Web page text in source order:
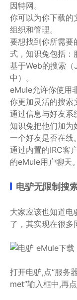
因特网。
你可以为你下载的
组织和管理。
要想找到你所需要
式，知识兔包括：
基于Web的搜索
中）。
eMule允许你使用
你更加灵活的搜索
通过信息与好友系
知识兔把他们加为
一个好友是否在线。
通过内置的IRC客
的eMule用户聊天
电驴无限制搜
大家应该也知道电
了，其实现在很多
打开电驴,点“服务
met”输入框中,再点